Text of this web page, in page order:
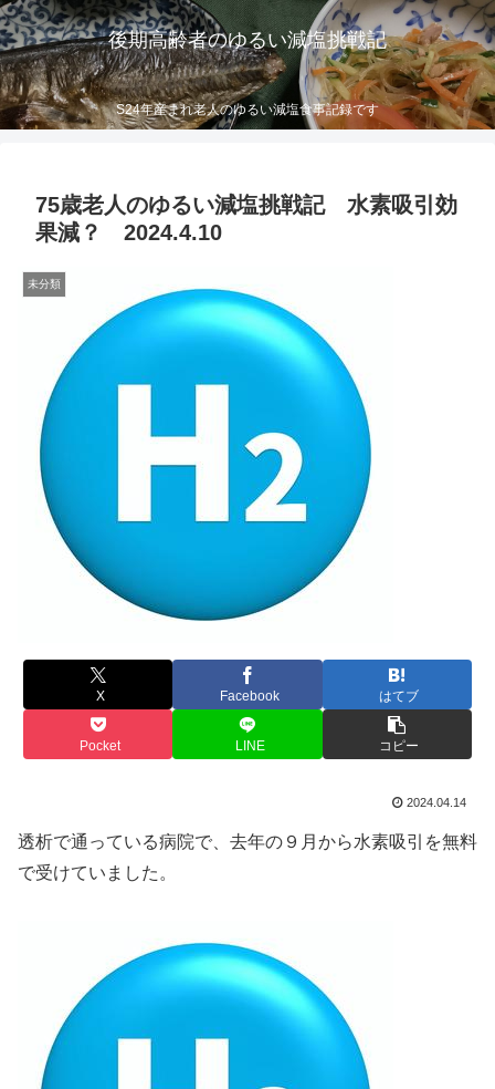
後期高齢者のゆるい減塩挑戦記
S24年産まれ老人のゆるい減塩食事記録です
75歳老人のゆるい減塩挑戦記 水素吸引効
果減？ 2024.4.10
未分類
X Facebook はてブ
Pocket LINE コピー
2024.04.14
透析で通っている病院で、去年の９月から水素吸引を無料
で受けていました。